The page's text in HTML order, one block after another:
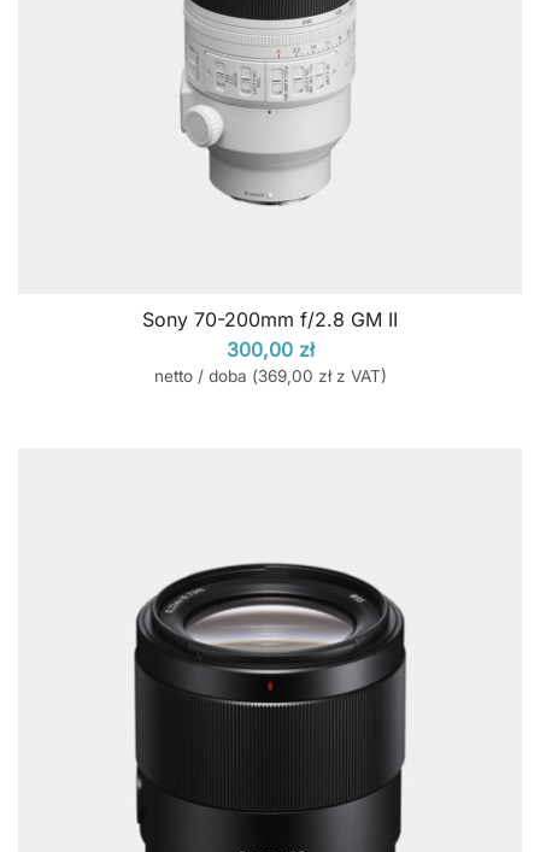
Sony 70-200mm f/2.8 GM II
300,00 zł
netto / doba (369,00 złz VAT)